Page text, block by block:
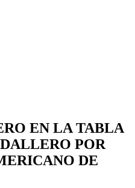
EN LA TABLA
POR
DE